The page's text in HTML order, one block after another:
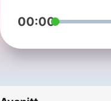
00:00